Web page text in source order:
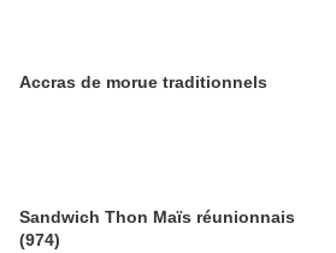
Accras de morue traditionnels
Sandwich Thon Maïs réunionnais
(974)